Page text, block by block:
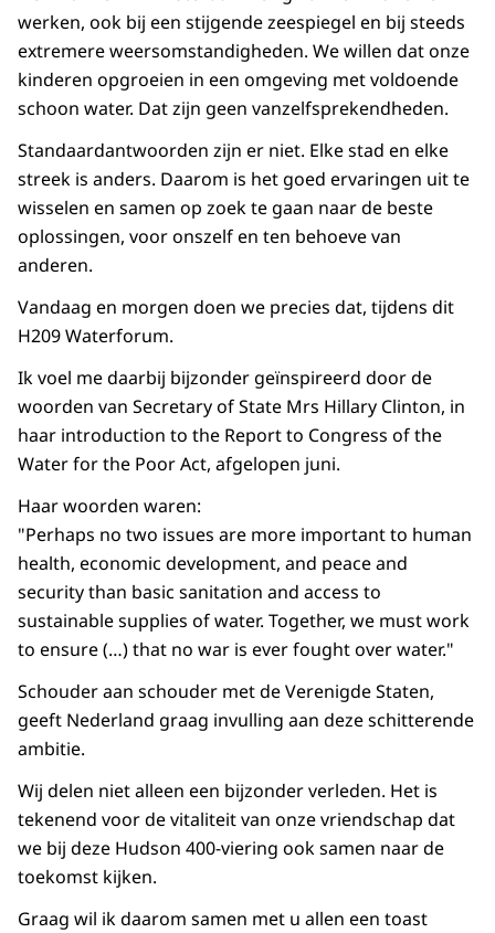
werken, ook bij een stijgende zeespiegel en bij steeds
extremere weersomstandigheden. We willen dat onze
kinderen opgroeien in een omgeving met voldoende
schoon water. Dat zijn geen vanzelfsprekendheden.
Standaardantwoorden zijn er niet. Elke stad en elke
streek is anders. Daarom is het goed ervaringen uit te
wisselen en samen op zoek te gaan naar de beste
oplossingen, voor onszelf en ten behoeve van
anderen.
Vandaag en morgen doen we precies dat, tijdens dit
H209 Waterforum.
Ik voel me daarbij bijzonder geïnspireerd door de
woorden van Secretary of State Mrs Hillary Clinton, in
haar introduction to the Report to Congress of the
Water for the Poor Act, afgelopen juni.
Haar woorden waren:
"Perhaps no two issues are more important to human
health, economic development, and peace and
security than basic sanitation and access to
sustainable supplies of water. Together, we must work
to ensure (…) that no war is ever fought over water."
Schouder aan schouder met de Verenigde Staten,
geeft Nederland graag invulling aan deze schitterende
ambitie.
Wij delen niet alleen een bijzonder verleden. Het is
tekenend voor de vitaliteit van onze vriendschap dat
we bij deze Hudson 400-viering ook samen naar de
toekomst kijken.
Graag wil ik daarom samen met u allen een toast